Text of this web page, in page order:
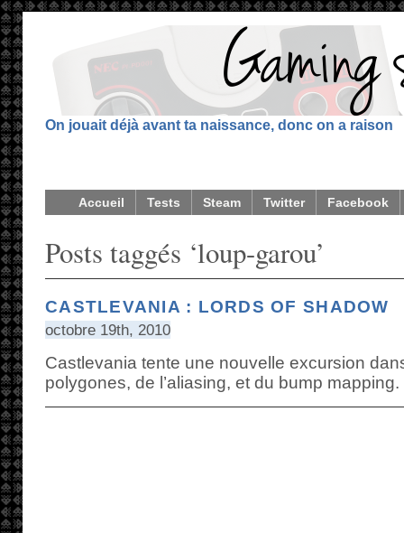
On jouait déjà avant ta naissance, donc on a raison
Accueil Tests Steam Twitter Facebook
Posts taggés ‘loup-garou’
CASTLEVANIA : LORDS OF SHADOW
octobre 19th, 2010
Castlevania tente une nouvelle excursion
polygones, de l’aliasing, et du bump mapping.